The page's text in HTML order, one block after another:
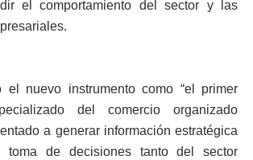
el comportamiento del sector y las
el nuevo instrumento como “el primer
del comercio organizado
a generar información estratégica
toma de decisiones tanto del sector